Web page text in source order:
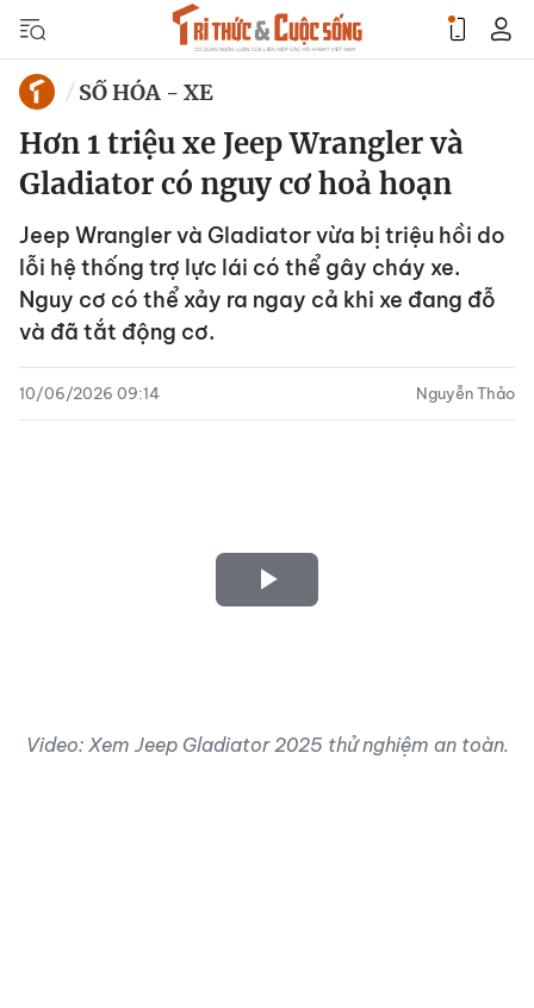
SỐ HÓA - XE
Hơn 1 triệu xe Jeep Wrangler và
Gladiator có nguy cơ hoả hoạn
Jeep Wrangler và Gladiator vừa bị triệu hồi do
lỗi hệ thống trợ lực lái có thể gây cháy xe.
Nguy cơ có thể xảy ra ngay cả khi xe đang đỗ
và đã tắt động cơ.
10/06/2026 09:14 Nguyễn Thảo
Play
Video: Xem Jeep Gladiator 2025 thử nghiệm an toàn.